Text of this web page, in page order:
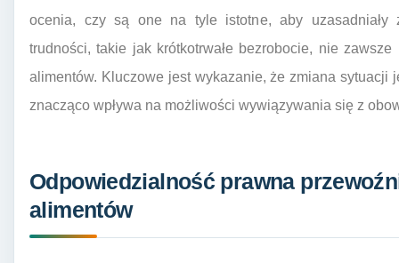
ocenia, czy są one na tyle istotne, aby uzasadniały
trudności, takie jak krótkotrwałe bezrobocie, nie
alimentów. Kluczowe jest wykazanie, że zmiana sytuacji
znacząco wpływa na możliwości wywiązywania się z
Odpowiedzialność prawna
alimentów